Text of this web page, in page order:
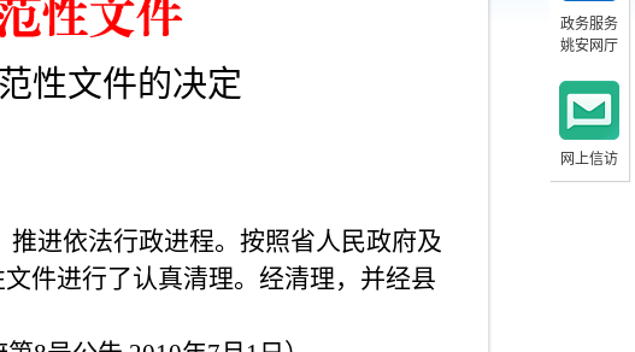
性文件的决定
进依法行政进程。按照省人民政府及
件进行了认真清理。经清理，并经县
政务服务
姚安网厅
网上信访